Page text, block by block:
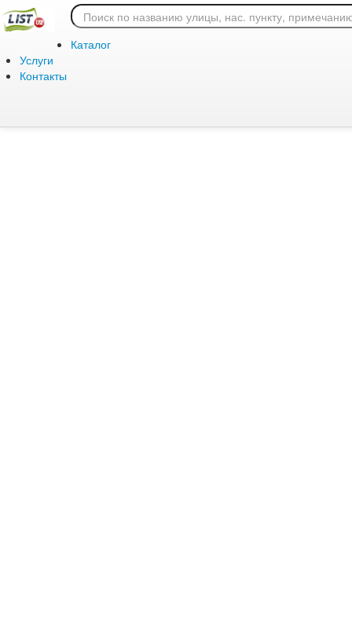
Каталог
Услуги
Контакты
Ошибка 404: страница